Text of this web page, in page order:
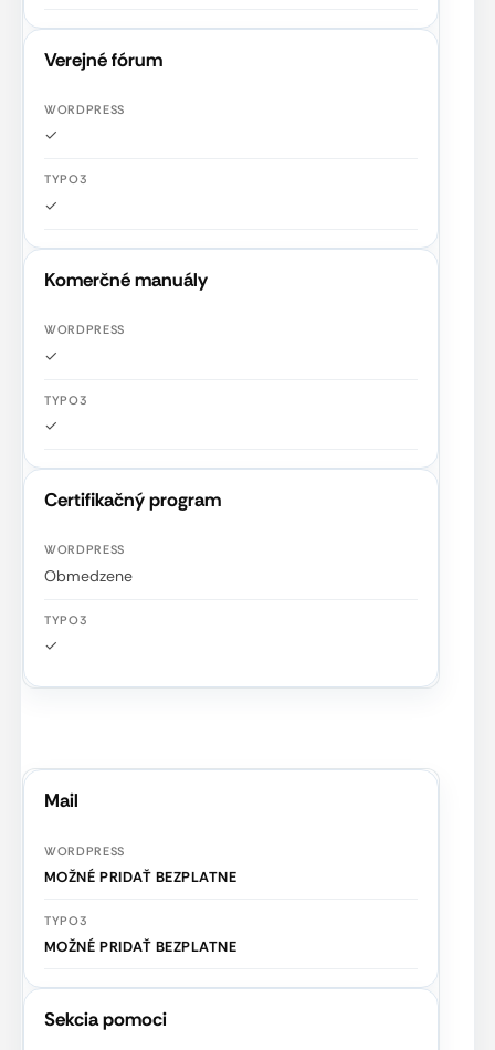
Verejné fórum
✓
✓
Komerčné manuály
✓
✓
Certifikačný program
Obmedzene
✓
Mail
MOŽNÉ PRIDAŤ BEZPLATNE
MOŽNÉ PRIDAŤ BEZPLATNE
Sekcia pomoci